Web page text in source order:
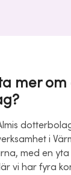
mer om
i
med en
vi har fyra